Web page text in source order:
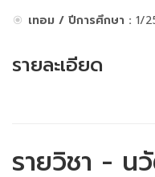
เทอม / ปีการศึกษา : 1/
รายละเอียด
รายวิชา - น